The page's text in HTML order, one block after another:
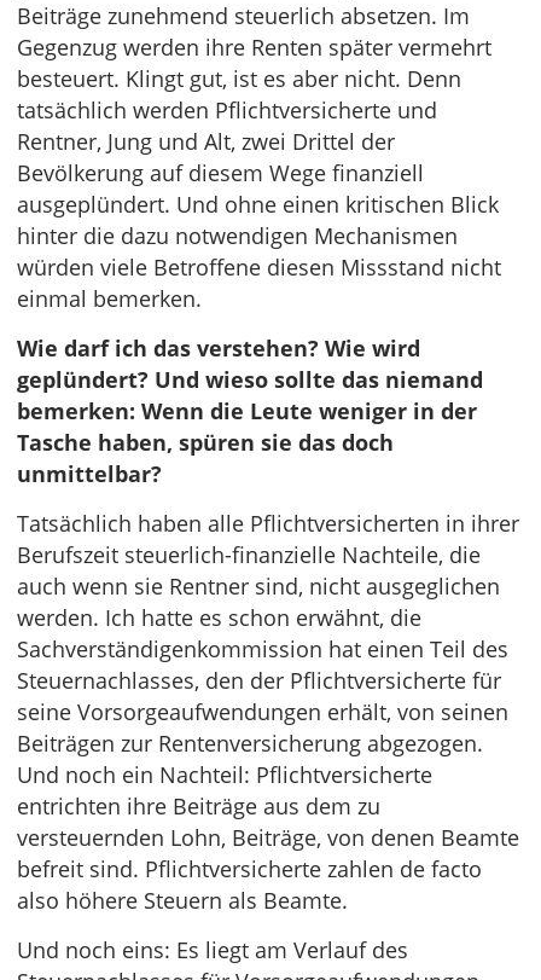
Beiträge zunehmend steuerlich absetzen. Im
Gegenzug werden ihre Renten später vermehrt
besteuert. Klingt gut, ist es aber nicht. Denn
tatsächlich werden Pflichtversicherte und
Rentner, Jung und Alt, zwei Drittel der
Bevölkerung auf diesem Wege finanziell
ausgeplündert. Und ohne einen kritischen Blick
hinter die dazu notwendigen Mechanismen
würden viele Betroffene diesen Missstand nicht
einmal bemerken.
Wie darf ich das verstehen? Wie wird
geplündert? Und wieso sollte das niemand
bemerken: Wenn die Leute weniger in der
Tasche haben, spüren sie das doch
unmittelbar?
Tatsächlich haben alle Pflichtversicherten in ihrer
Berufszeit steuerlich-finanzielle Nachteile, die
auch wenn sie Rentner sind, nicht ausgeglichen
werden. Ich hatte es schon erwähnt, die
Sachverständigenkommission hat einen Teil des
Steuernachlasses, den der Pflichtversicherte für
seine Vorsorgeaufwendungen erhält, von seinen
Beiträgen zur Rentenversicherung abgezogen.
Und noch ein Nachteil: Pflichtversicherte
entrichten ihre Beiträge aus dem zu
versteuernden Lohn, Beiträge, von denen Beamte
befreit sind. Pflichtversicherte zahlen de facto
also höhere Steuern als Beamte.
Und noch eins: Es liegt am Verlauf des